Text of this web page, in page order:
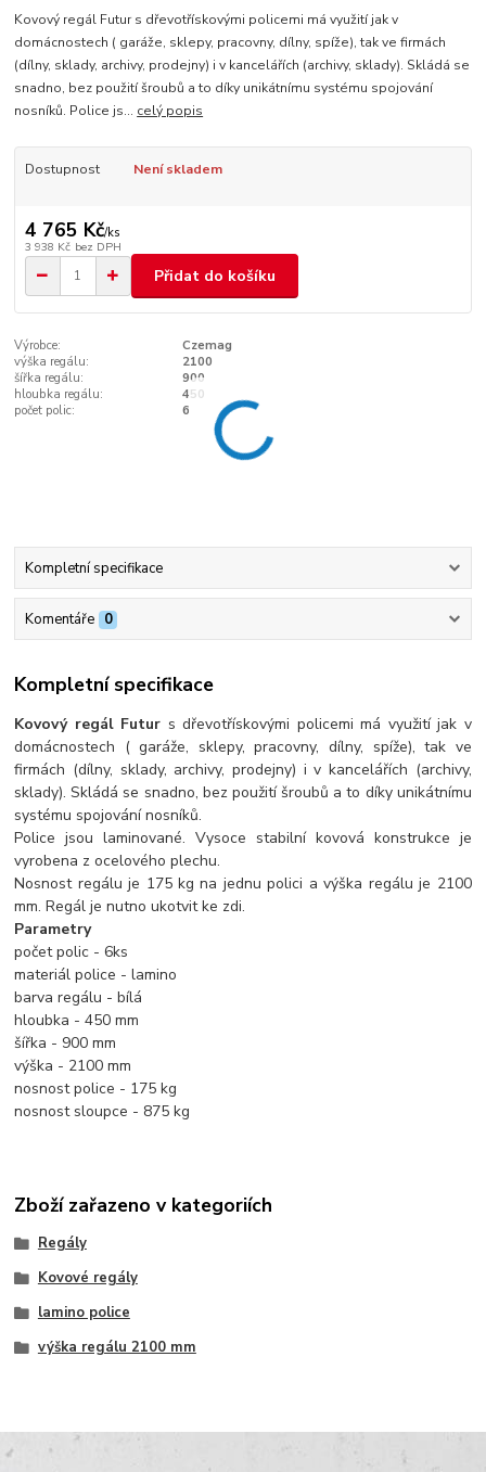
Kovový regál Futur s dřevotřískovými policemi má využití jak v
domácnostech ( garáže, sklepy, pracovny, dílny, spíže), tak ve firmách
(dílny, sklady, archivy, prodejny) i v kancelářích (archivy, sklady). Skládá se
snadno, bez použití šroubů a to díky unikátnímu systému spojování
nosníků. Police js... celý popis
Dostupnost Není skladem
4 765 Kč/ks
3 938 Kč bez DPH
Přidat do košíku
Výrobce:
Czemag
výška regálu:
2100
šířka regálu:
900
hloubka regálu:
450
počet polic:
6
Kompletní specifikace
Komentáře 0
Kompletní specifikace
Kovový regál Futur s dřevotřískovými policemi má využití jak v
domácnostech ( garáže, sklepy, pracovny, dílny, spíže), tak ve
firmách (dílny, sklady, archivy, prodejny) i v kancelářích (archivy,
sklady). Skládá se snadno, bez použití šroubů a to díky unikátnímu
systému spojování nosníků.
Police jsou laminované. Vysoce stabilní kovová konstrukce je
vyrobena z ocelového plechu.
Nosnost regálu je 175 kg na jednu polici a výška regálu je 2100
mm. Regál je nutno ukotvit ke zdi.
Parametry
počet polic - 6ks
materiál police - lamino
barva regálu - bílá
hloubka - 450 mm
šířka - 900 mm
výška - 2100 mm
nosnost police - 175 kg
nosnost sloupce - 875 kg
Zboží zařazeno v kategoriích
Regály
Kovové regály
lamino police
výška regálu 2100 mm